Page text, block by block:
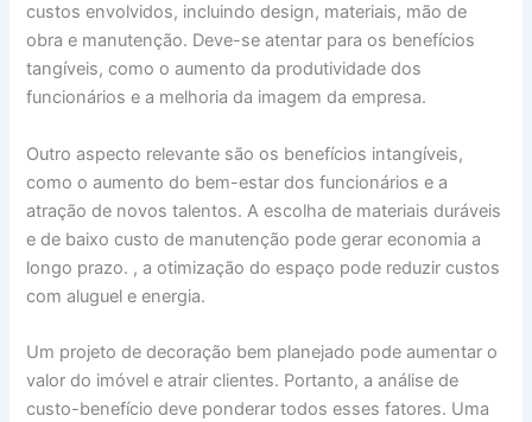
custos envolvidos, incluindo design, materiais, mão de
obra e manutenção. Deve-se atentar para os benefícios
tangíveis, como o aumento da produtividade dos
funcionários e a melhoria da imagem da empresa.
Outro aspecto relevante são os benefícios intangíveis,
como o aumento do bem-estar dos funcionários e a
atração de novos talentos. A escolha de materiais duráveis
e de baixo custo de manutenção pode gerar economia a
longo prazo. , a otimização do espaço pode reduzir custos
com aluguel e energia.
Um projeto de decoração bem planejado pode aumentar o
valor do imóvel e atrair clientes. Portanto, a análise de
custo-benefício deve ponderar todos esses fatores. Uma